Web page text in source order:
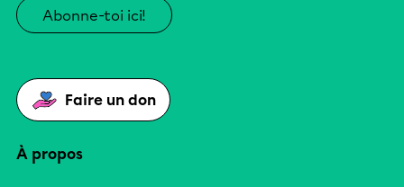
Abonne-toi ici!
Faire un don
À propos